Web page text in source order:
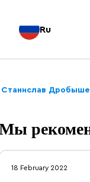
Ru
18 February 2022